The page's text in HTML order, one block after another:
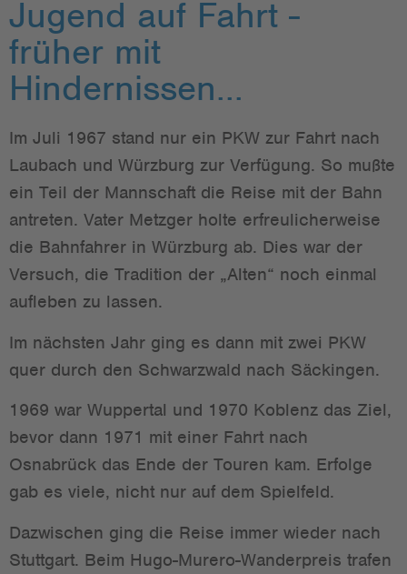
Jugend auf Fahrt -
früher mit
Hindernissen...
Im Juli 1967 stand nur ein PKW zur Fahrt nach
Laubach und Würzburg zur Verfügung. So mußte
ein Teil der Mannschaft die Reise mit der Bahn
antreten. Vater Metzger holte erfreulicherweise
die Bahnfahrer in Würzburg ab. Dies war der
Versuch, die Tradition der „Alten“ noch einmal
aufleben zu lassen.
Im nächsten Jahr ging es dann mit zwei PKW
quer durch den Schwarzwald nach Säckingen.
1969 war Wuppertal und 1970 Koblenz das Ziel,
bevor dann 1971 mit einer Fahrt nach
Osnabrück das Ende der Touren kam. Erfolge
gab es viele, nicht nur auf dem Spielfeld.
Dazwischen ging die Reise immer wieder nach
Stuttgart. Beim Hugo-Murero-Wanderpreis trafen